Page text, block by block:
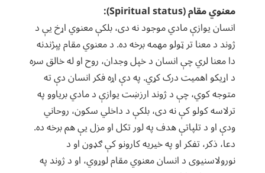
معنوي مقام (Spiritual status):
انسان یوازې مادي موجود نه دی، بلکې معنوي اړخ یې د
ژوند د معنا تر ټولو مهمه برخه ده. د معنوي مقام پېژندنه
دا معنا لري چې انسان د خپل وجدان، روح او له خالق سره
د اړیکو اهمیت درک کړي. په دې اړه فکر انسان دې ته
متوجه کوي، چې د ژوند ارزښت یوازې د مادي بریاوو په
ترلاسه کولو کې نه دی، بلکې د داخلي سکون، روحاني
ودې او د تلپاتې هدف په لور تکل او مزل یې هم برخه ده.
دعا، ذکر، تفکر او په خیریه کارونو کې ګډون او د
نورولاسنیوی د انسان معنوي مقام لوړوي، او د ژوند په